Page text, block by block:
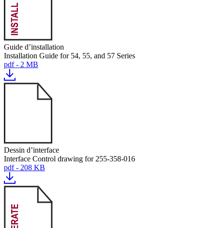
Guide d’installation
Installation Guide for 54, 55, and 57 Series
pdf - 2 MB
Dessin d’interface
Interface Control drawing for 255-358-016
pdf - 208 KB